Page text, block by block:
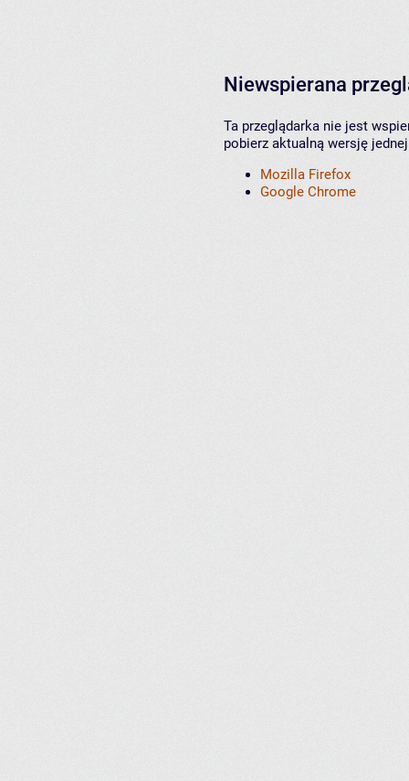
Niewspierana
Ta przeglądarka nie jest
pobierz aktualną wersję
Mozilla Firefox
Google Chrome